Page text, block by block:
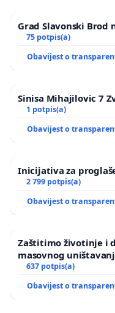
Grad Slavonski Brod
75 potpis(a)
Obavijest o
Sinisa Mihajilovic 7
1 potpis(a)
Obavijest o
Inicijativa za
2 799 potpis(a)
Obavijest o
Zaštitimo životinje i
masovnog
637 potpis(a)
Obavijest o